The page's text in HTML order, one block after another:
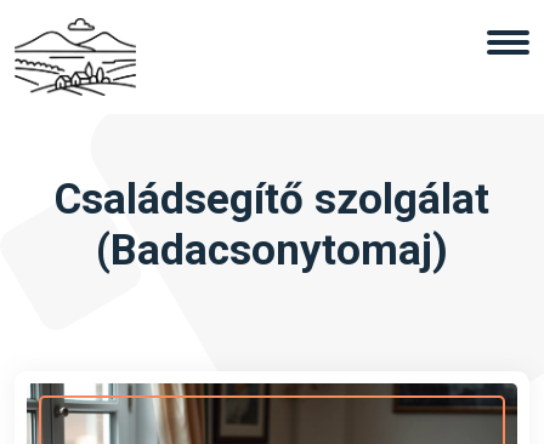
Családsegítő szolgálat
(Badacsonytomaj)